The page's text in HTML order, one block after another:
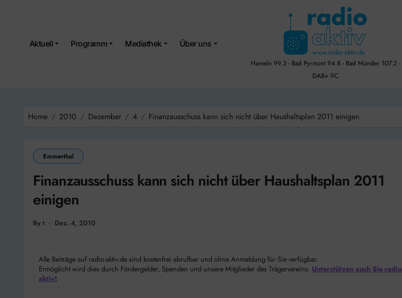
Aktuell Programm Mediathek Über uns
Hameln 99.3 - Bad Pyrmont 94.8 - Bad Münder 107.2 -
DAB+ 9C
Home 2010 Dezember 4 Finanzausschuss kann sich nicht über Haushaltsplan 2011 einigen
Emmerthal
Finanzausschuss kann sich nicht über Haushaltsplan 2011
einigen
By t Dez. 4, 2010
Alle Beiträge auf radio-aktiv.de sind kostenfrei abrufbar und ohne Anmeldung für Sie verfügbar.
Ermöglicht wird dies durch Fördergelder, Spenden und unsere Mitglieder des Trägervereins. Unterstützen auch Sie radio
aktiv!